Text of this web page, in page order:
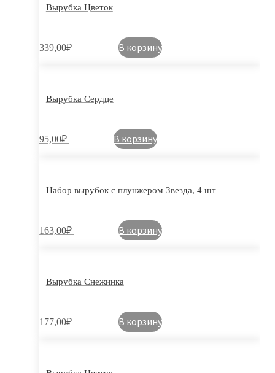
Вырубка Цветок
339,00₽ В корзину
Вырубка Сердце
95,00₽ В корзину
Набор вырубок с плунжером Звезда, 4 шт
163,00₽ В корзину
Вырубка Снежинка
177,00₽ В корзину